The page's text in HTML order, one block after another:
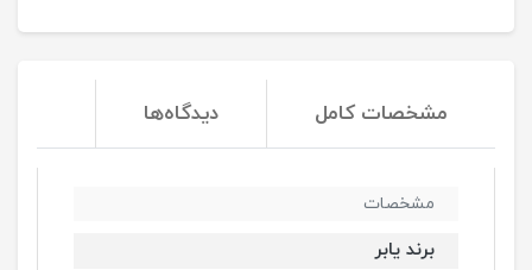
مشخصات کامل دیدگاه‌ها
مشخصات
برند یابر